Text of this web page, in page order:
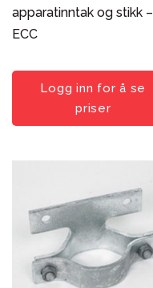
apparatinntak og stikk –
ECC
Logg inn for å se
priser